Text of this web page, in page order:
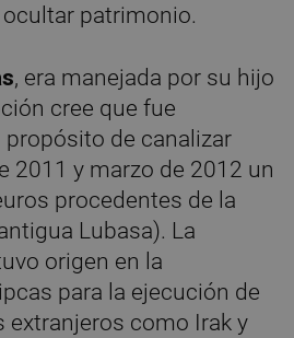
patrimonio.
, era manejada por su hijo
cree que fue
de canalizar
2011 y marzo de 2012 un
procedentes de la
Lubasa). La
origen en la
para la ejecución de
extranjeros como Irak y